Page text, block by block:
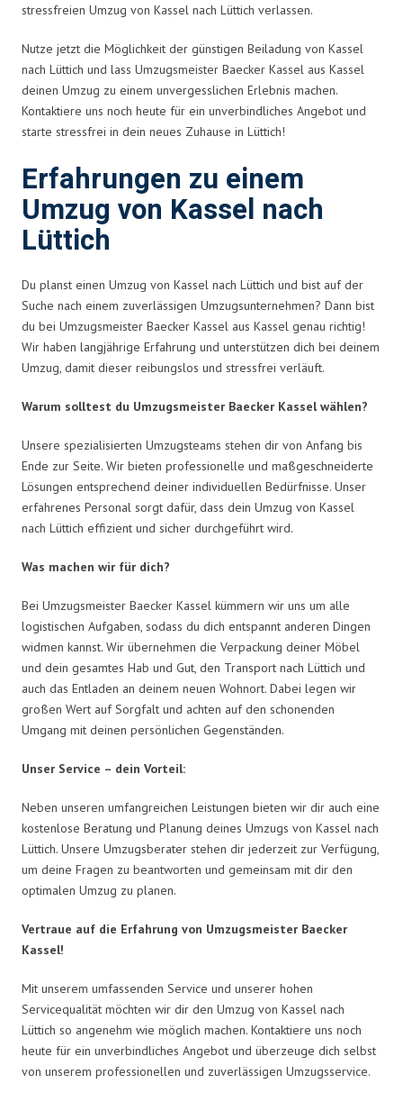
stressfreien Umzug von Kassel nach Lüttich verlassen.
Nutze jetzt die Möglichkeit der günstigen Beiladung von Kassel
nach Lüttich und lass Umzugsmeister Baecker Kassel aus Kassel
deinen Umzug zu einem unvergesslichen Erlebnis machen.
Kontaktiere uns noch heute für ein unverbindliches Angebot und
starte stressfrei in dein neues Zuhause in Lüttich!
Erfahrungen zu einem
Umzug von Kassel nach
Lüttich
Du planst einen Umzug von Kassel nach Lüttich und bist auf der
Suche nach einem zuverlässigen Umzugsunternehmen? Dann bist
du bei Umzugsmeister Baecker Kassel aus Kassel genau richtig!
Wir haben langjährige Erfahrung und unterstützen dich bei deinem
Umzug, damit dieser reibungslos und stressfrei verläuft.
Warum solltest du Umzugsmeister Baecker Kassel wählen?
Unsere spezialisierten Umzugsteams stehen dir von Anfang bis
Ende zur Seite. Wir bieten professionelle und maßgeschneiderte
Lösungen entsprechend deiner individuellen Bedürfnisse. Unser
erfahrenes Personal sorgt dafür, dass dein Umzug von Kassel
nach Lüttich effizient und sicher durchgeführt wird.
Was machen wir für dich?
Bei Umzugsmeister Baecker Kassel kümmern wir uns um alle
logistischen Aufgaben, sodass du dich entspannt anderen Dingen
widmen kannst. Wir übernehmen die Verpackung deiner Möbel
und dein gesamtes Hab und Gut, den Transport nach Lüttich und
auch das Entladen an deinem neuen Wohnort. Dabei legen wir
großen Wert auf Sorgfalt und achten auf den schonenden
Umgang mit deinen persönlichen Gegenständen.
Unser Service – dein Vorteil:
Neben unseren umfangreichen Leistungen bieten wir dir auch eine
kostenlose Beratung und Planung deines Umzugs von Kassel nach
Lüttich. Unsere Umzugsberater stehen dir jederzeit zur Verfügung,
um deine Fragen zu beantworten und gemeinsam mit dir den
optimalen Umzug zu planen.
Vertraue auf die Erfahrung von Umzugsmeister Baecker
Kassel!
Mit unserem umfassenden Service und unserer hohen
Servicequalität möchten wir dir den Umzug von Kassel nach
Lüttich so angenehm wie möglich machen. Kontaktiere uns noch
heute für ein unverbindliches Angebot und überzeuge dich selbst
von unserem professionellen und zuverlässigen Umzugsservice.